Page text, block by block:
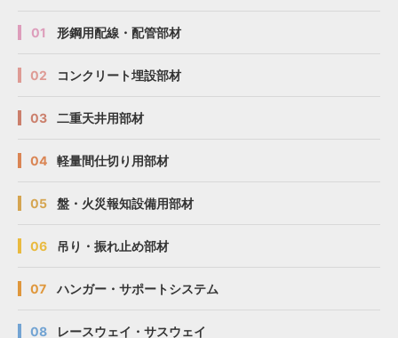
01 形鋼用配線・配管部材
02 コンクリート埋設部材
03 二重天井用部材
04 軽量間仕切り用部材
05 盤・火災報知設備用部材
06 吊り・振れ止め部材
07 ハンガー・サポートシステム
08 レースウェイ・サスウェイ